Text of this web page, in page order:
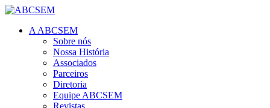
A ABCSEM
Sobre nós
Nossa História
Associados
Parceiros
Diretoria
Equipe ABCSEM
Revistas